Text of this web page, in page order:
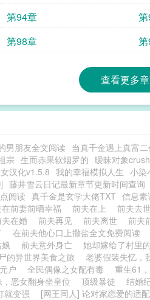
第94章
第98章
查看更多
男朋友全文阅读 当真千金遇上真富
宗 生而赤果软烟罗的 暧昧对象crush
汉化v1.5.8 我的幸福模拟人生 小染
藤井雪云日记最新章节更新时间查询
阅读 真千金是玄学大佬TXT 信息素
前妻前晒幸福 前夫在上 前夫去
在婚 前夫再见 前夫离世 前夫
在前夫他心口上撒盐全文免费阅读
前夫意外身亡 她却嫁给了村里
的异世界美食之旅 老婆假装失忆，
户 全民偶像之女配有毒 重生61
恶女翻身坐皇位 顶级暴徒 结婚
就变强 [网王同人] 论对家恋爱的适